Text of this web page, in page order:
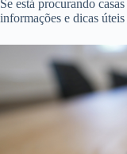
Se está procurando
informações e dicas